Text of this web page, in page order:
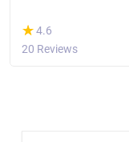
(*)
★
★4.6
20 Reviews